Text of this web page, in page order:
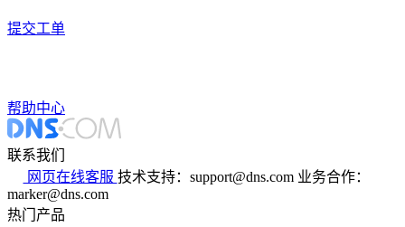
提交工单
帮助中心
联系我们
网页在线客服 技术支持：support@dns.com 业务合作：
marker@dns.com
热门产品